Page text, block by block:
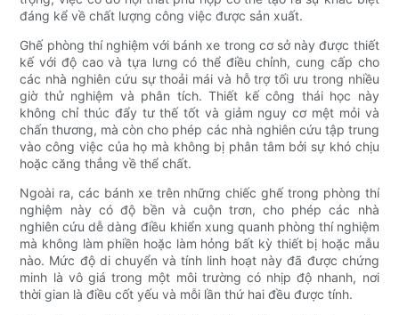
đáng kể về chất lượng công việc được sản xuất.
Ghế phòng thí nghiệm với bánh xe trong cơ sở này được thiết
kế với độ cao và tựa lưng có thể điều chỉnh, cung cấp cho
các nhà nghiên cứu sự thoải mái và hỗ trợ tối ưu trong nhiều
giờ thử nghiệm và phân tích. Thiết kế công thái học này
không chỉ thúc đẩy tư thế tốt và giảm nguy cơ mệt mỏi và
chấn thương, mà còn cho phép các nhà nghiên cứu tập trung
vào công việc của họ mà không bị phân tâm bởi sự khó chịu
hoặc căng thẳng về thể chất.
Ngoài ra, các bánh xe trên những chiếc ghế trong phòng thí
nghiệm này có độ bền và cuộn trơn, cho phép các nhà
nghiên cứu dễ dàng điều khiển xung quanh phòng thí nghiệm
mà không làm phiền hoặc làm hỏng bất kỳ thiết bị hoặc mẫu
nào. Mức độ di chuyển và tính linh hoạt này đã được chứng
minh là vô giá trong một môi trường có nhịp độ nhanh, nơi
thời gian là điều cốt yếu và mỗi lần thứ hai đều được tính.